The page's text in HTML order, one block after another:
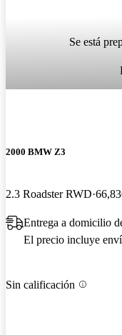
Se está
2000 BMW Z3
2.3 Roadster RWD
Entrega a domicilio
El precio incluye
Sin calificación